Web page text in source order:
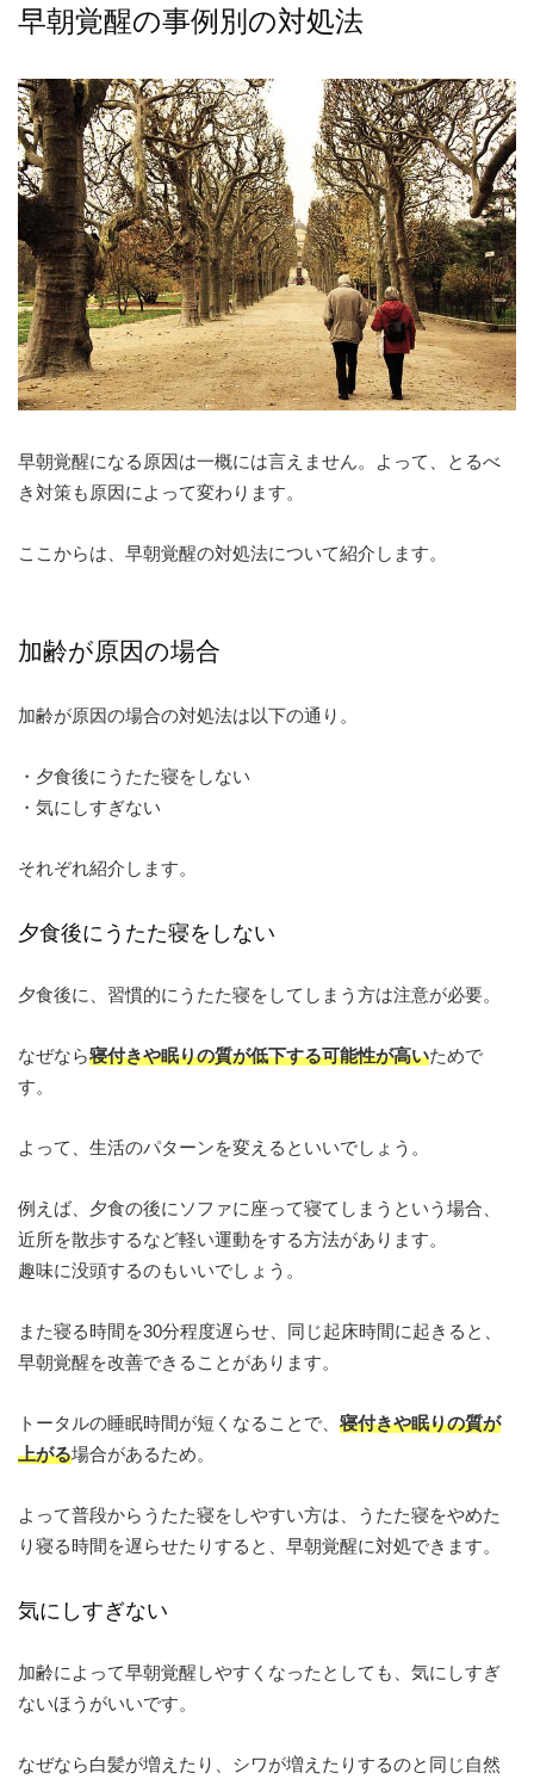
早朝覚醒の事例別の対処法
早朝覚醒になる原因は一概には言えません。よって、とるべ
き対策も原因によって変わります。
ここからは、早朝覚醒の対処法について紹介します。
加齢が原因の場合
加齢が原因の場合の対処法は以下の通り。
・夕食後にうたた寝をしない
・気にしすぎない
それぞれ紹介します。
夕食後にうたた寝をしない
夕食後に、習慣的にうたた寝をしてしまう方は注意が必要。
なぜなら寝付きや眠りの質が低下する可能性が高いためで
す。
よって、生活のパターンを変えるといいでしょう。
例えば、夕食の後にソファに座って寝てしまうという場合、
近所を散歩するなど軽い運動をする方法があります。
趣味に没頭するのもいいでしょう。
また寝る時間を30分程度遅らせ、同じ起床時間に起きると、
早朝覚醒を改善できることがあります。
トータルの睡眠時間が短くなることで、 寝付きや眠りの質が
上がる場合があるため。
よって普段からうたた寝をしやすい方は、うたた寝をやめた
り寝る時間を遅らせたりすると、早朝覚醒に対処できます。
気にしすぎない
加齢によって早朝覚醒しやすくなったとしても、気にしすぎ
ないほうがいいです。
なぜなら白髪が増えたり、シワが増えたりするのと同じ自然